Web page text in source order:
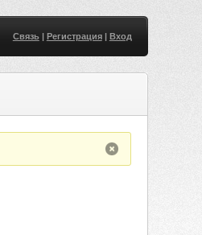
Связь| Регистрация| Вход